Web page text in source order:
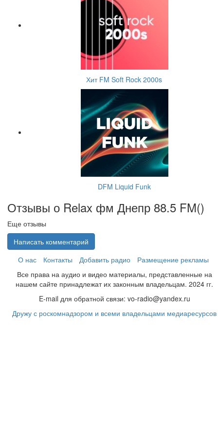
Хит FM Soft Rock 2000s
DFM Liquid Funk
Отзывы о Relax фм Днепр 88.5 FM()
Еще отзывы
Написать комментарий
О нас
Контакты Добавить радио
Размещение рекламы
Все права на аудио и видео материалы, представленные на
нашем сайте принадлежат их законным владельцам. 2024 гг.
E-mail для обратной связи: vo-radio@yandex.ru
Дружу с роскомнадзором и всеми владельцами медиаресурсов